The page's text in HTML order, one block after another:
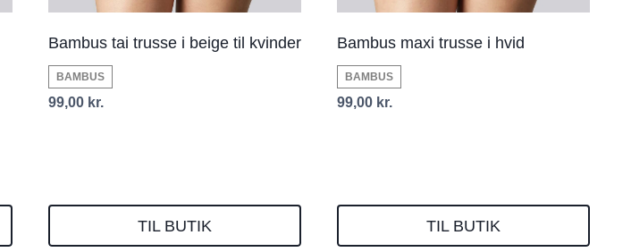
Bambus tai trusse i beige til kvinder
BAMBUS
99,00 kr.
TIL BUTIK
Bambus maxi trusse i hvid
BAMBUS
99,00 kr.
TIL BUTIK